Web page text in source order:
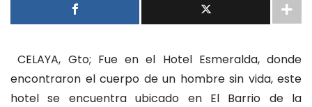
CELAYA, Gto; Fue en el Hotel Esmeralda, donde
encontraron el cuerpo de un hombre sin vida, este
hotel se encuentra ubicado en El Barrio de la